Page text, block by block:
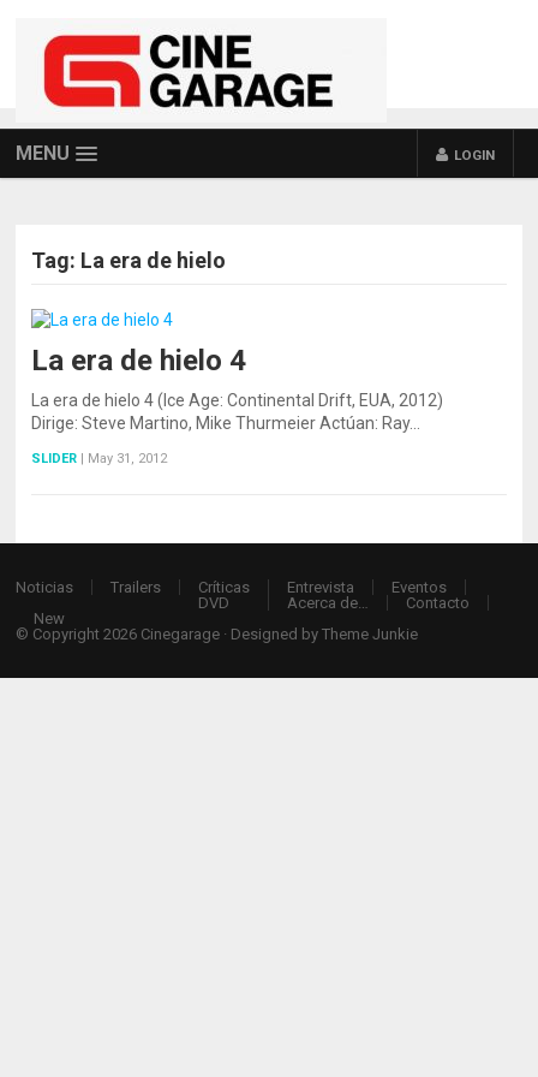
MENU LOGIN
Tag: La era de hielo
La era de hielo 4
La era de hielo 4 (Ice Age: Continental Drift, EUA, 2012)
Dirige: Steve Martino, Mike Thurmeier Actúan: Ray…
SLIDER | May 31, 2012
Noticias Trailers
Críticas
DVD
Entrevista
Eventos
Acerca de…
Contacto
New
© Copyright 2026 Cinegarage · Designed byTheme Junkie